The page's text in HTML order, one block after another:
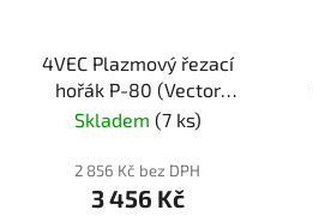
4VEC Plazmový řezací
hořák P-80 (Vector
PARIS)
Skladem (7 ks)
2 856 Kč bez DPH
3 456 Kč